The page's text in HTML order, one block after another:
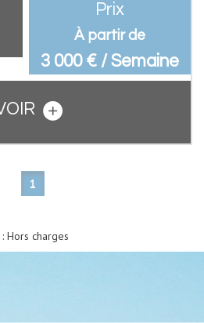
Prix
À partir de
3 000 € / Semaine
1
: Hors charges